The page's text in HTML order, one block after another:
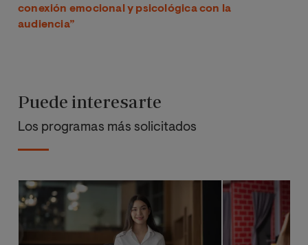
conexión emocional y psicológica con la
audiencia”
Puede interesarte
Los programas más solicitados